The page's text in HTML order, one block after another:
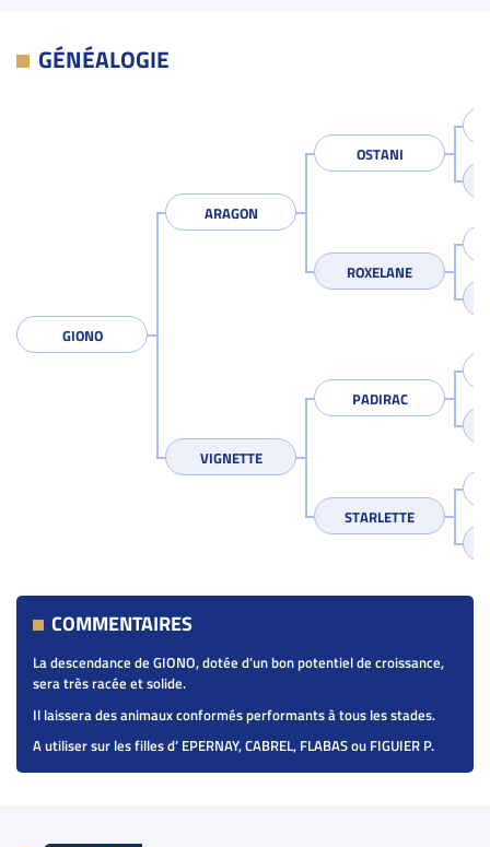
GÉNÉALOGIE
GIONO
ARAGON
OSTANI
ROXELANE
VIGNETTE
PADIRAC
STARLETTE
COMMENTAIRES
La descendance de GIONO, dotée d’un bon potentiel de croissance,
sera très racée et solide.
Il laissera des animaux conformés performants à tous les stades.
A utiliser sur les filles d’ EPERNAY, CABREL, FLABAS ou FIGUIER P.